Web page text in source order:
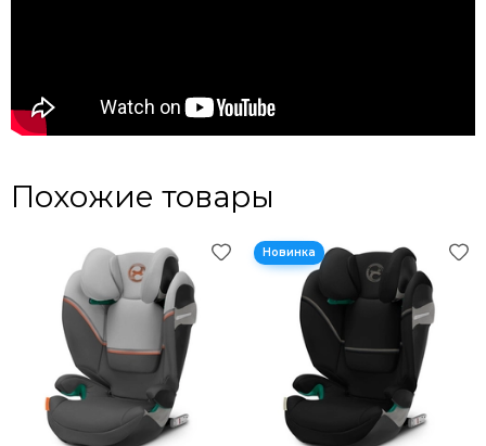
Похожие товары